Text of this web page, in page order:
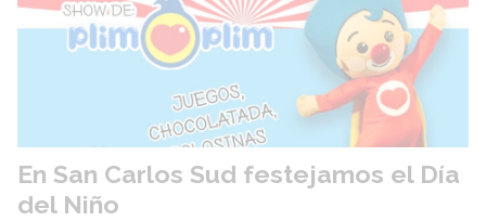
En San Carlos Sud festejamos el Día
del Niño